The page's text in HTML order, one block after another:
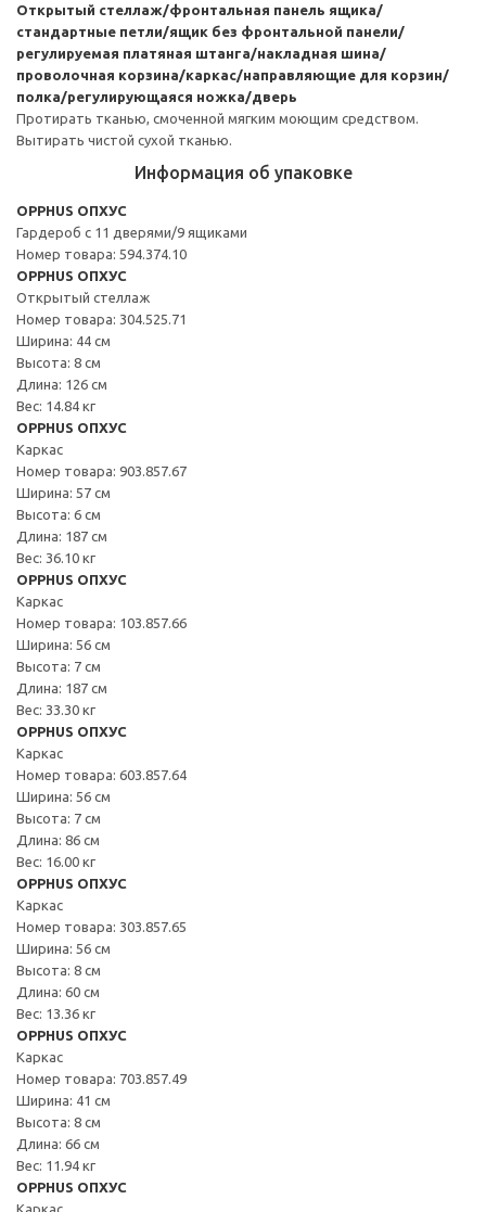
Открытый стеллаж/фронтальная панель ящика/
стандартные петли/ящик без фронтальной панели/
регулируемая платяная штанга/накладная шина/
проволочная корзина/каркас/направляющие для корзин/
полка/регулирующаяся ножка/дверь
Протирать тканью, смоченной мягким моющим средством.
Вытирать чистой сухой тканью.
Информация об упаковке
OPPHUS ОПХУС
Гардероб с 11 дверями/9 ящиками
Номер товара: 594.374.10
OPPHUS ОПХУС
Открытый стеллаж
Номер товара: 304.525.71
Ширина: 44 см
Высота: 8 см
Длина: 126 см
Вес: 14.84 кг
OPPHUS ОПХУС
Каркас
Номер товара: 903.857.67
Ширина: 57 см
Высота: 6 см
Длина: 187 см
Вес: 36.10 кг
OPPHUS ОПХУС
Каркас
Номер товара: 103.857.66
Ширина: 56 см
Высота: 7 см
Длина: 187 см
Вес: 33.30 кг
OPPHUS ОПХУС
Каркас
Номер товара: 603.857.64
Ширина: 56 см
Высота: 7 см
Длина: 86 см
Вес: 16.00 кг
OPPHUS ОПХУС
Каркас
Номер товара: 303.857.65
Ширина: 56 см
Высота: 8 см
Длина: 60 см
Вес: 13.36 кг
OPPHUS ОПХУС
Каркас
Номер товара: 703.857.49
Ширина: 41 см
Высота: 8 см
Длина: 66 см
Вес: 11.94 кг
OPPHUS ОПХУС
Каркас